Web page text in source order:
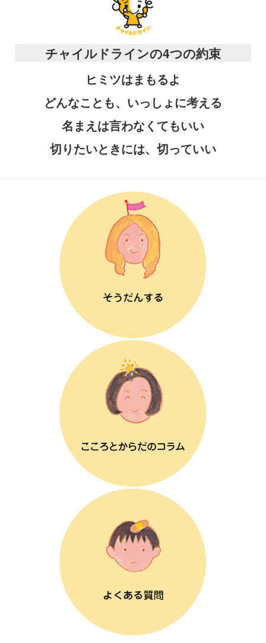
チャイルドラインの4つの約束
ヒミツはまもるよ
どんなことも、いっしょに考える
名まえは言わなくてもいい
切りたいときには、切っていい